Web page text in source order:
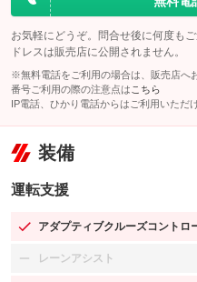
お気軽にどうぞ。問合せ後に何度も
ドレスは販売店に公開されません。
※無料電話をご利用の場合は、販売店へ
番号ご利用の際の注意点は こちら
IP電話、ひかり電話からはご利用いただ
装備
運転支援
アダプティブクルーズコントロ
：装備あり
レーンアシスト
：装備なし